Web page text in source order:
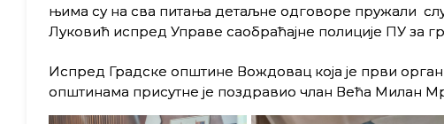
њима су на сва питања детаљне одговоре пружали
Луковић испред Управе саобраћајне полиције ПУ за
Испред Градске општине Вождовац која је први
општинама присутне је поздравио члан Већа Милан